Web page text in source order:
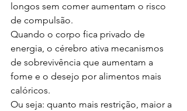
longos sem comer aumentam o risco
de compulsão.
Quando o corpo fica privado de
energia, o cérebro ativa mecanismos
de sobrevivência que aumentam a
fome e o desejo por alimentos mais
calóricos.
Ou seja: quanto mais restrição, maior a